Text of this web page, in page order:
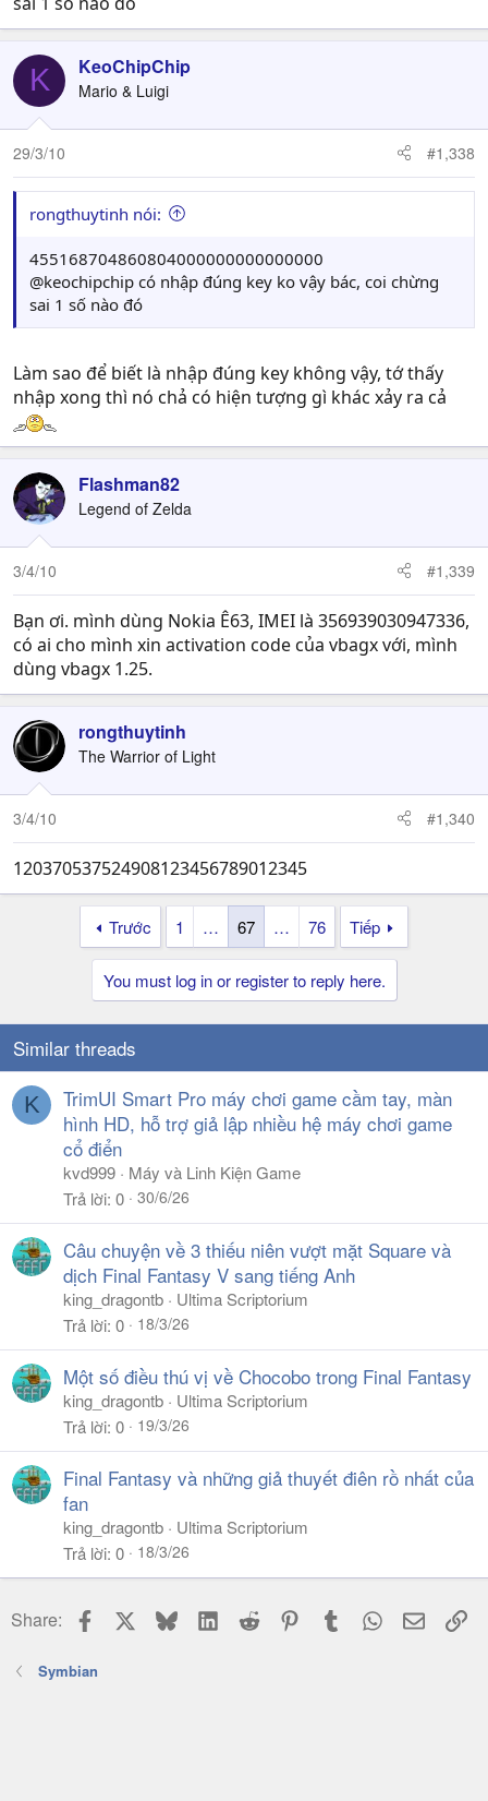
K KeoChipChip
Mario & Luigi
29/3/10 #1,338
rongthuytinh nói:
455168704860804000000000000000
@keochipchip có nhập đúng key ko vậy bác, coi chừng
sai 1 số nào đó
Làm sao để biết là nhập đúng key không vậy, tớ thấy
nhập xong thì nó chả có hiện tượng gì khác xảy ra cả
Flashman82
Legend of Zelda
3/4/10 #1,339
Bạn ơi. mình dùng Nokia Ê63, IMEI là 356939030947336,
có ai cho mình xin activation code của vbagx với, mình
dùng vbagx 1.25.
rongthuytinh
The Warrior of Light
3/4/10 #1,340
120370537524908123456789012345
Trước 1 … 67 … 76 Tiếp
You must log in or register to reply here.
Similar threads
K
TrimUI Smart Pro máy chơi game cầm tay, màn
hình HD, hỗ trợ giả lập nhiều hệ máy chơi game
cổ điển
kvd999
Máy và Linh Kiện Game
Trả lời 0 30/6/26
Câu chuyện về 3 thiếu niên vượt mặt Square và
dịch Final Fantasy V sang tiếng Anh
king_dragontb
Ultima Scriptorium
Trả lời 0 18/3/26
Một số điều thú vị về Chocobo trong Final Fantasy
king_dragontb
Ultima Scriptorium
Trả lời 0 19/3/26
Final Fantasy và những giả thuyết điên rồ nhất của
fan
king_dragontb
Ultima Scriptorium
Trả lời 0 18/3/26
Share: Facebook BlueskyLinkedIn
Reddit PinterestTumblr WhatsApp
Email
Symbian